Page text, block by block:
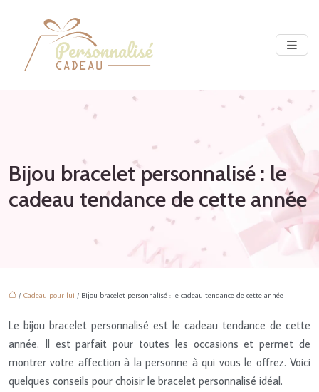
Bijou bracelet personnalisé : le
cadeau tendance de cette année
/ Cadeau pour lui / Bijou bracelet personnalisé : le cadeau tendance de cette année
Le bijou bracelet personnalisé est le cadeau tendance de cette
année. Il est parfait pour toutes les occasions et permet de
montrer votre affection à la personne à qui vous le offrez. Voici
quelques conseils pour choisir le bracelet personnalisé idéal.